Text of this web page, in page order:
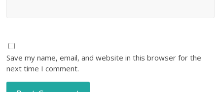
Save my name, email, and website in this browser for the
next time I comment.